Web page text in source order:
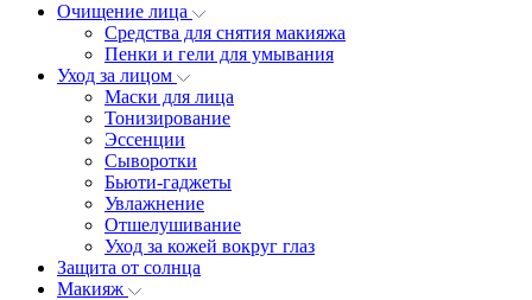
Очищение лица
Средства для снятия макияжа
Пенки и гели для умывания
Уход за лицом
Маски для лица
Тонизирование
Эссенции
Сыворотки
Бьюти-гаджеты
Увлажнение
Отшелушивание
Уход за кожей вокруг глаз
Защита от солнца
Макияж